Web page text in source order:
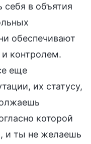
в объятия
обеспечивают
контролем.
еще
их статусу,
которой
и ты не желаешь